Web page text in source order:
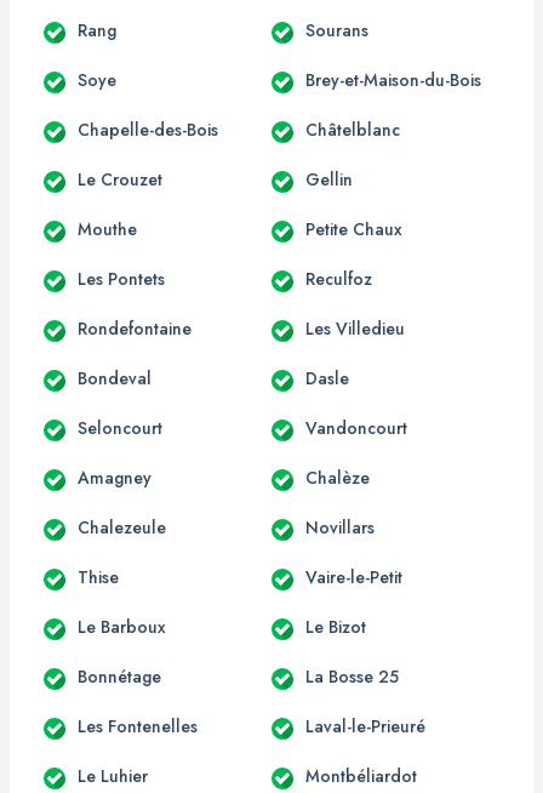
Rang Sourans
Soye Brey-et-Maison-du-Bois
Chapelle-des-Bois Châtelblanc
Le Crouzet Gellin
Mouthe Petite Chaux
Les Pontets Reculfoz
Rondefontaine Les Villedieu
Bondeval Dasle
Seloncourt Vandoncourt
Amagney Chalèze
Chalezeule Novillars
Thise Vaire-le-Petit
Le Barboux Le Bizot
Bonnétage La Bosse 25
Les Fontenelles Laval-le-Prieuré
Le Luhier Montbéliardot